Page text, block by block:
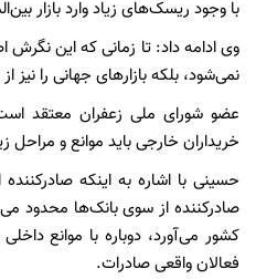
با وجود ریسک‌های زیاد وارد بازار
وی ادامه داد: تا زمانی که این
نمی‌شود، بلکه بازار‌های جهانی‌ را
عضو شورای ملی زعفران معتقد
خریداران خارجی باید موانع و
حسینی با اشاره به اینکه
صادرکننده از سوی بانک‌ها محدود
کشور می‌آورد، دوباره با موانع
فعالان واقعی صادرات.